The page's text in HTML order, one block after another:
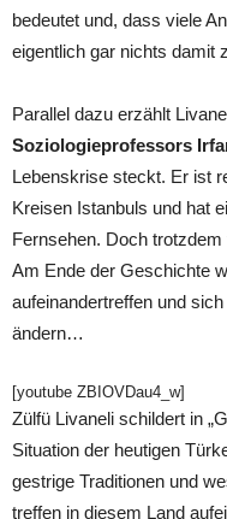
bedeutet und, dass viele
eigentlich gar nichts damit
Parallel dazu erzählt
Soziologieprofessors
Lebenskrise steckt. Er ist
Kreisen Istanbuls und hat
Fernsehen. Doch
Am Ende der Geschichte
aufeinandertreffen und
ändern…
[youtube ZBIOVDau4_w]
Zülfü Livaneli schildert in
Situation der heutigen
gestrige Traditionen und
treffen in diesem Land